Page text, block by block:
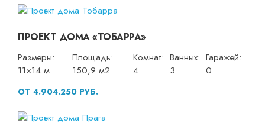
ПРОЕКТ ДОМА «ТОБАРРА»
Размеры:
11×14 м
Площадь:
150,9 м2
Комнат:
4
Ванных:
3
Гаражей:
0
ОТ 4.904.250 РУБ.